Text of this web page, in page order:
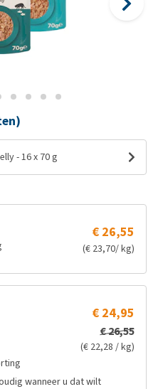
- 16 x 70 g
€ 26,55
(€ 23,70/ kg)
€ 24,95
€ 26,55
(€ 22,28 / kg)
wanneer u dat wilt